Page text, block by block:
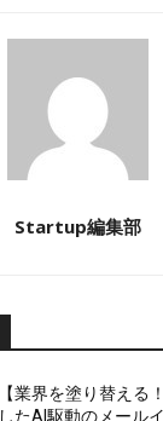
Startup編集部
【業界を塗り替える
したAI駆動のメール